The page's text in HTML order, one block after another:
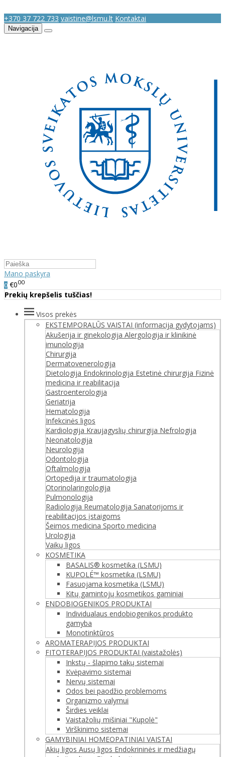
+370 37 722 733 vaistine@lsmu.lt Kontaktai
Navigacija
Mano paskyra
0 €000
Prekių krepšelis tuščias!
Visos prekės
EKSTEMPORALŪS VAISTAI (informacija gydytojams)
Akušerija ir ginekologija Alergologija ir klinikinė
imunologija
Chirurgija
Dermatovenerologija
Dietologija Endokrinologija Estetinė chirurgija Fizinė
medicina ir reabilitacija
Gastroenterologija
Geriatrija
Hematologija
Infekcinės ligos
Kardiologija Kraujagyslių chirurgija Nefrologija
Neonatologija
Neurologija
Odontologija
Oftalmologija
Ortopedija ir traumatologija
Otorinolaringologija
Pulmonologija
Radiologija Reumatologija Sanatorijoms ir
reabilitacijos įstaigoms
Šeimos medicina Sporto medicina
Urologija
Vaikų ligos
KOSMETIKA
BASALIS® kosmetika (LSMU)
KUPOLÉ™ kosmetika (LSMU)
Fasuojama kosmetika (LSMU)
Kitų gamintojų kosmetikos gaminiai
ENDOBIOGENIKOS PRODUKTAI
Individualaus endobiogenikos produkto
gamyba
Monotinktūros
AROMATERAPIJOS PRODUKTAI
FITOTERAPIJOS PRODUKTAI (vaistažolės)
Inkstų - šlapimo takų sistemai
Kvėpavimo sistemai
Nervų sistemai
Odos bei paodžio problemoms
Organizmo valymui
Širdies veiklai
Vaistažolių mišiniai "Kupolė"
Virškinimo sistemai
GAMYBINIAI HOMEOPATINIAI VAISTAI
Akių ligos Ausų ligos Endokrininės ir medžiagų